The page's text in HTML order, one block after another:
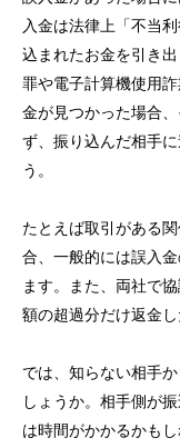
入金は法律上「不当
込まれたお金を引き
罪や電子計算機使用
金が見つかった場合
ず、振り込んだ相手
う。
たとえば取引がある
合、一般的には誤入
ます。また、両社で
額の超過分だけ返金し
では、知らない相手
しょうか。相手側が
は時間がかかるかも